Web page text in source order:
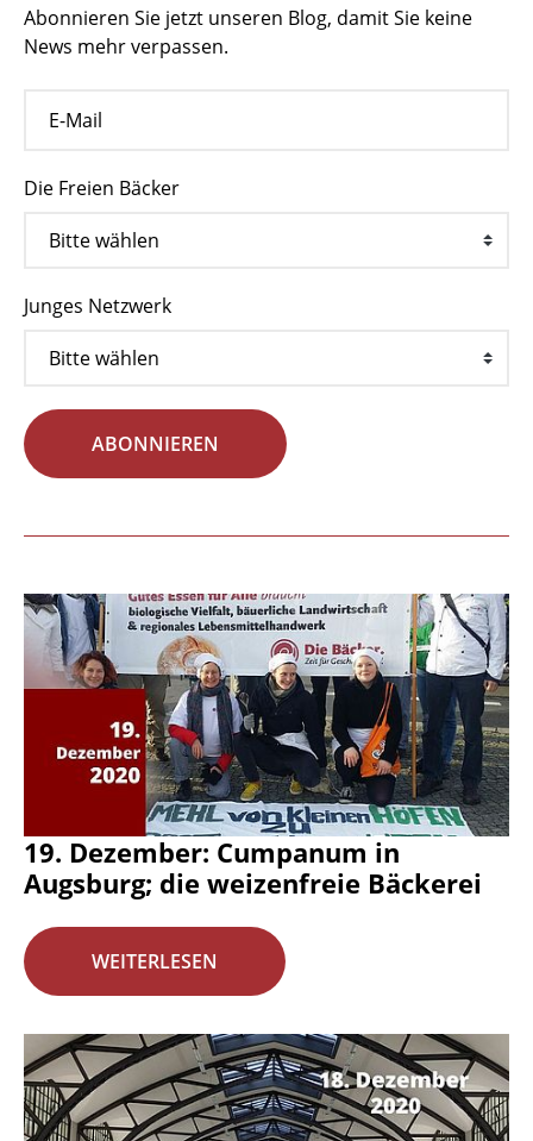
Abonnieren Sie jetzt unseren Blog, damit Sie keine
News mehr verpassen.
Die Freien Bäcker
Junges Netzwerk
ABONNIEREN
19. Dezember: Cumpanum in
Augsburg; die weizenfreie Bäckerei
WEITERLESEN